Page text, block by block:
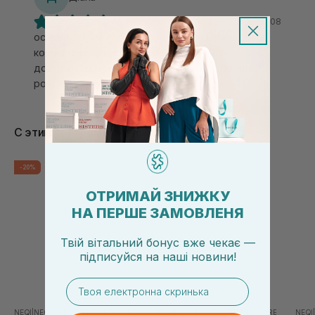
20.05.2026, 20:08
осьцей трітмент Neqі сподобався! Дуже
комфортний у використанні .Ущільнює волосся,
додає об'єму, не переобтяжує його, залишає
розсипчастим. 👍👌
С этим товаром покупают
-20%
NEQI NEQI TREATMENT TREASURE
-20%
NEQI|NEQI TREATMENT TREASURE NEQI
ОТРИМАЙ ЗНИЖКУ
НА ПЕРШЕ ЗАМОВЛЕНЯ
Твій вітальний бонус вже чекає —
підписуйся на наші новини!
email